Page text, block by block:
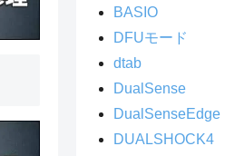
BASIO
DFUモード
dtab
DualSense
DualSenseEdge
DUALSHOCK4